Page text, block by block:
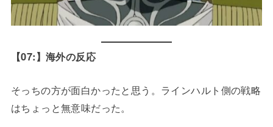
【07:】海外の反応
そっちの方が面白かったと思う。ラインハルト側の戦略
はちょっと無意味だった。